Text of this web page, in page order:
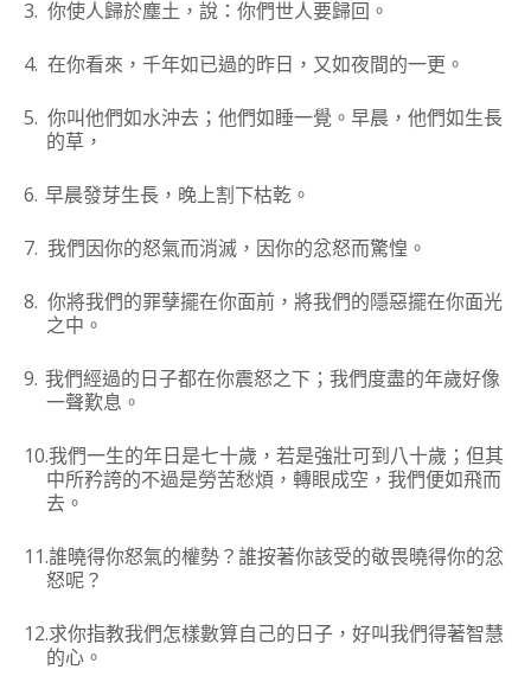
3. 你使人歸於塵土，說：你們世人要歸回。
4. 在你看來，千年如已過的昨日，又如夜間的一更。
5. 你叫他們如水沖去；他們如睡一覺。早晨，他們如生長
的草，
6. 早晨發芽生長，晚上割下枯乾。
7. 我們因你的怒氣而消滅，因你的忿怒而驚惶。
8. 你將我們的罪孽擺在你面前，將我們的隱惡擺在你面光
之中。
9. 我們經過的日子都在你震怒之下；我們度盡的年歲好像
一聲歎息。
10.我們一生的年日是七十歲，若是強壯可到八十歲；但其
中所矜誇的不過是勞苦愁煩，轉眼成空，我們便如飛而
去。
11.誰曉得你怒氣的權勢？誰按著你該受的敬畏曉得你的忿
怒呢？
12.求你指教我們怎樣數算自己的日子，好叫我們得著智慧
的心。